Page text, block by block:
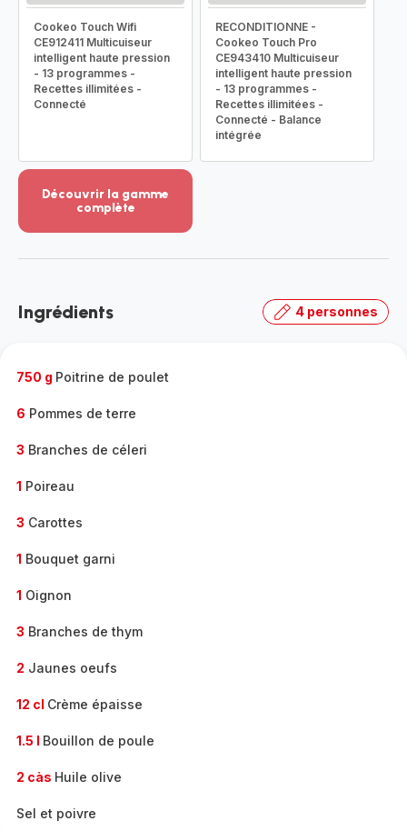
Cookeo Touch Wifi
CE912411 Multicuiseur
intelligent haute pression
- 13 programmes -
Recettes illimitées -
Connecté
RECONDITIONNE -
Cookeo Touch Pro
CE943410 Multicuiseur
intelligent haute pression
- 13 programmes -
Recettes illimitées -
Connecté - Balance
intégrée
Découvrir la gamme
complète
-
gamme
Ingrédients 4 personnes
750 g Poitrine de poulet
6 Pommes de terre
3 Branches de céleri
1 Poireau
3 Carottes
1 Bouquet garni
1 Oignon
3 Branches de thym
2 Jaunes oeufs
12 cl Crème épaisse
1.5 l Bouillon de poule
2 càs Huile olive
Sel et poivre